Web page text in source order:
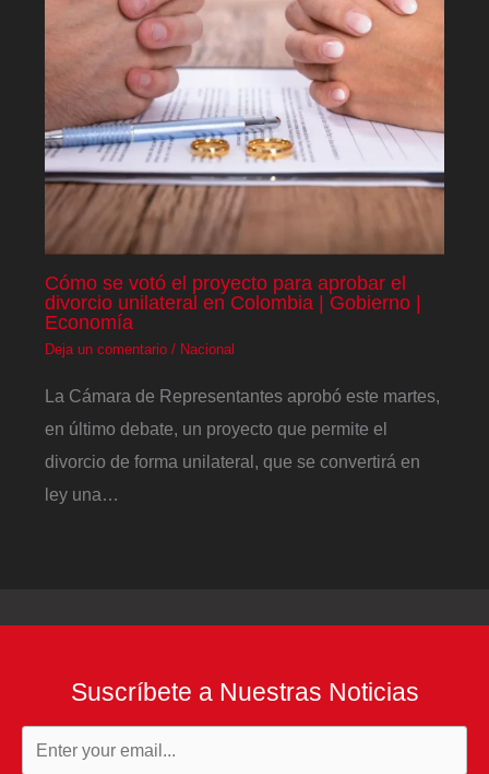
Cómo se votó el proyecto para aprobar el
divorcio unilateral en Colombia | Gobierno |
Economía
Deja un comentario / Nacional
La Cámara de Representantes aprobó este martes,
en último debate, un proyecto que permite el
divorcio de forma unilateral, que se convertirá en
ley una…
Suscríbete a Nuestras Noticias